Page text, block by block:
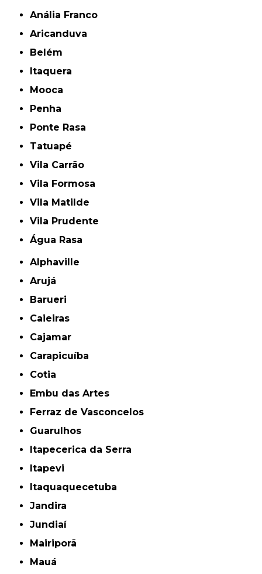
Anália Franco
Aricanduva
Belém
Itaquera
Mooca
Penha
Ponte Rasa
Tatuapé
Vila Carrão
Vila Formosa
Vila Matilde
Vila Prudente
Água Rasa
Alphaville
Arujá
Barueri
Caieiras
Cajamar
Carapicuíba
Cotia
Embu das Artes
Ferraz de Vasconcelos
Guarulhos
Itapecerica da Serra
Itapevi
Itaquaquecetuba
Jandira
Jundiaí
Mairiporã
Mauá